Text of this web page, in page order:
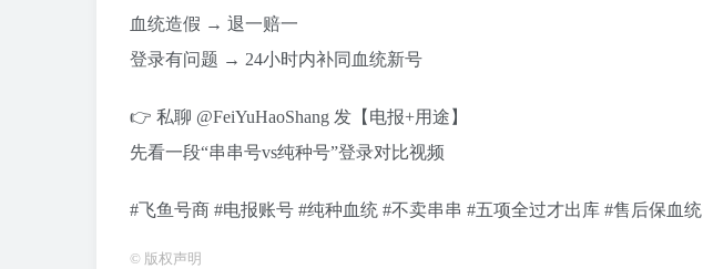
血统造假 → 退一赔一
登录有问题 → 24小时内补同血统新号
👉 私聊 @FeiYuHaoShang 发【电报+用途】
先看一段“串串号vs纯种号”登录对比视频
#飞鱼号商 #电报账号 #纯种血统 #不卖串串 #五项全过才出库 #售后保血统
© 版权声明